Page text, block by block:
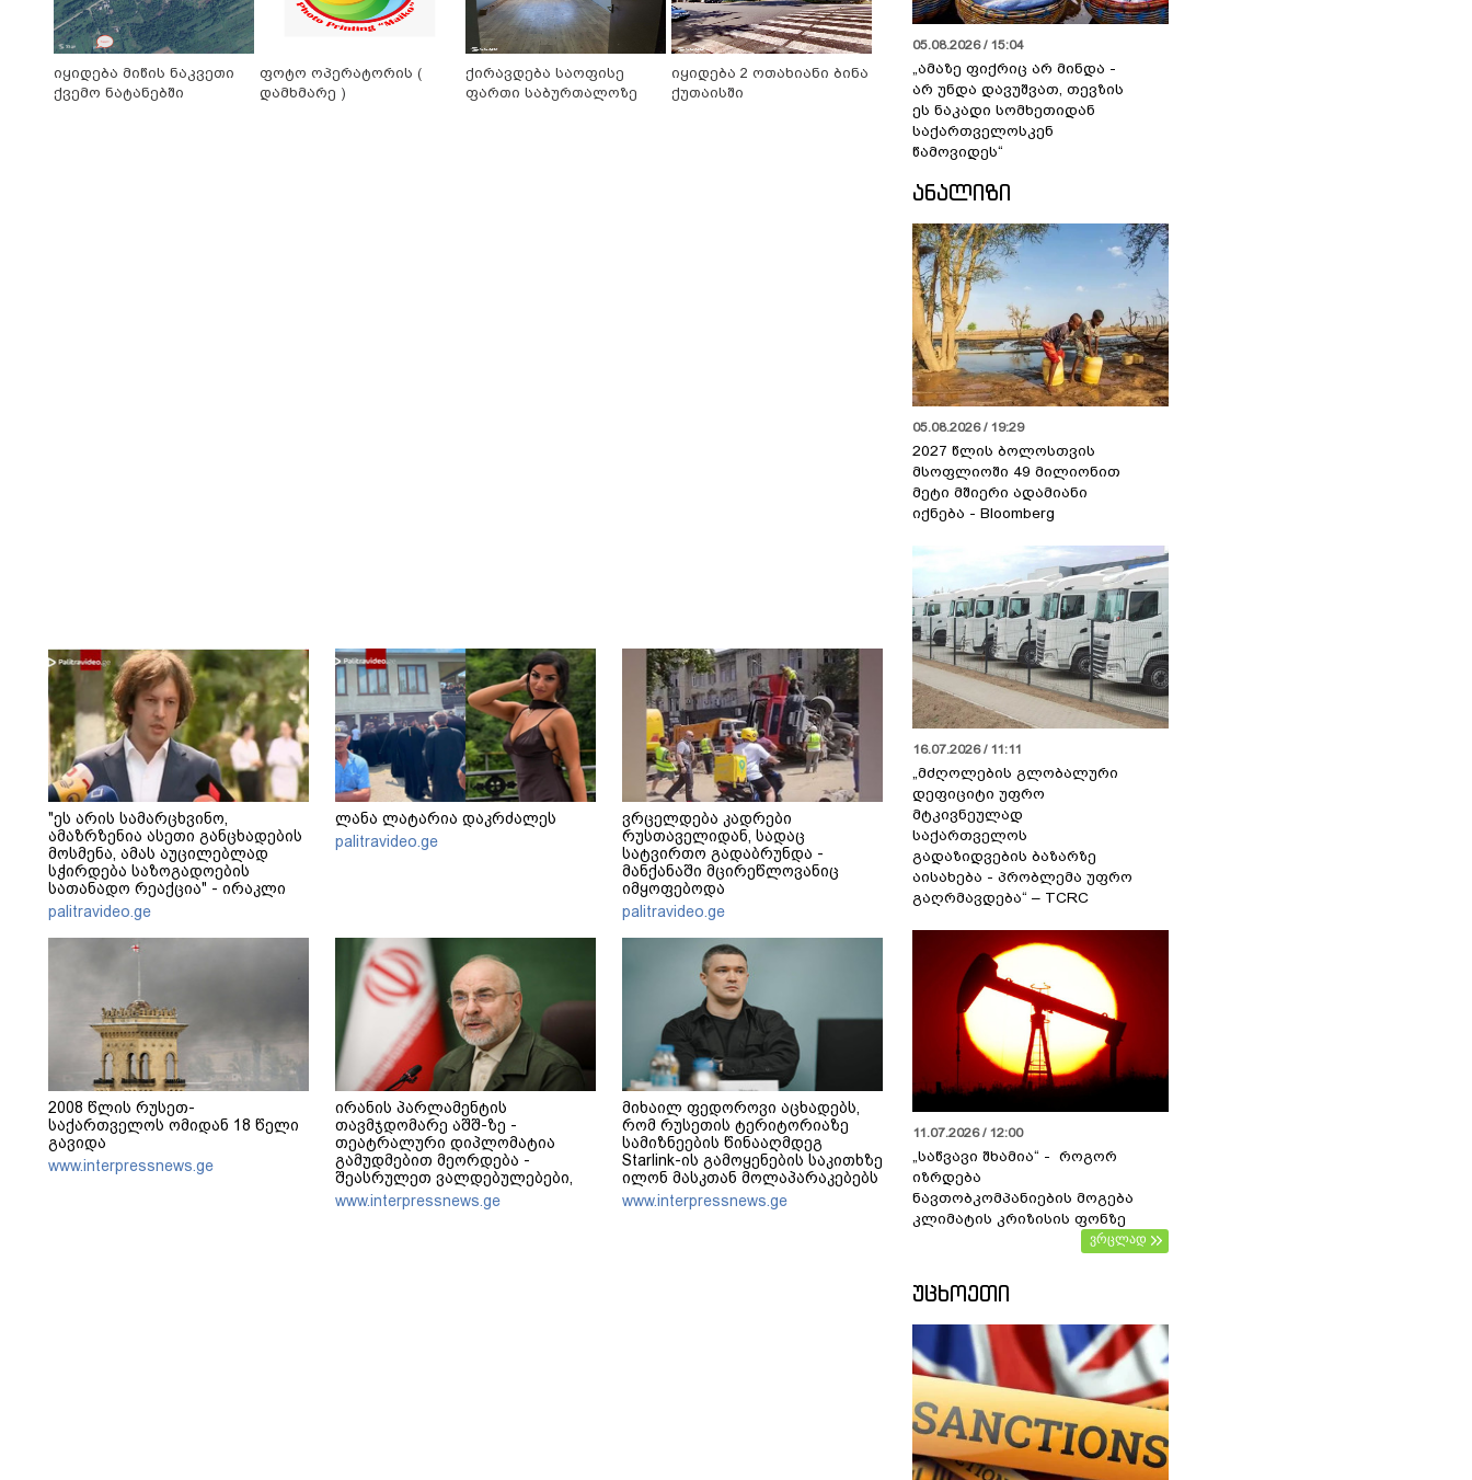
იყიდება მიწის ნაკვეთი
ქვემო ნატანებში
ფოტო ოპერატორის (
დამხმარე )
ქირავდება საოფისე
ფართი საბურთალოზე
იყიდება 2 ოთახიანი ბინა
ქუთაისში
"ეს არის სამარცხვინო,
ამაზრზენია ასეთი განცხადების
მოსმენა, ამას აუცილებლად
სჭირდება საზოგადოების
სათანადო რეაქცია" - ირაკლი
კობახიძე
palitravideo.ge
ლანა ლატარია დაკრძალეს
palitravideo.ge
ვრცელდება კადრები
რუსთაველიდან, სადაც
სატვირთო გადაბრუნდა -
მანქანაში მცირეწლოვანიც
იმყოფებოდა
palitravideo.ge
2008 წლის რუსეთ-
საქართველოს ომიდან 18 წელი
გავიდა
www.interpressnews.ge
ირანის პარლამენტის
თავმჯდომარე აშშ-ზე -
თეატრალური დიპლომატია
გამუდმებით მეორდება -
შეასრულეთ ვალდებულებები,
მეტი თეატრი არ გვჭირდება
www.interpressnews.ge
მიხაილ ფედოროვი აცხადებს,
რომ რუსეთის ტერიტორიაზე
სამიზნეების წინააღმდეგ
Starlink-ის გამოყენების საკითხზე
ილონ მასკთან მოლაპარაკებებს
აწარმოებს
www.interpressnews.ge
05.08.2026 / 15:04
„ამაზე ფიქრიც არ მინდა -
არ უნდა დავუშვათ, თევზის
ეს ნაკადი სომხეთიდან
საქართველოსკენ
წამოვიდეს“
ᲐᲜᲐᲚᲘᲖᲘ
05.08.2026 / 19:29
2027 წლის ბოლოსთვის
მსოფლიოში 49 მილიონით
მეტი მშიერი ადამიანი
იქნება - Bloomberg
16.07.2026 / 11:11
„მძღოლების გლობალური
დეფიციტი უფრო
მტკივნეულად
საქართველოს
გადაზიდვების ბაზარზე
აისახება - პრობლემა უფრო
გაღრმავდება“ – TCRC
11.07.2026 / 12:00
„საწვავი შხამია“ - როგორ
იზრდება
ნავთობკომპანიების მოგება
კლიმატის კრიზისის ფონზე
ვრცლად
ᲣᲪᲮᲝᲔᲗᲘ